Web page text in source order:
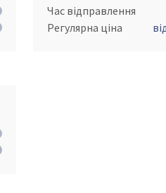
Час відправлення
Регулярна ціна